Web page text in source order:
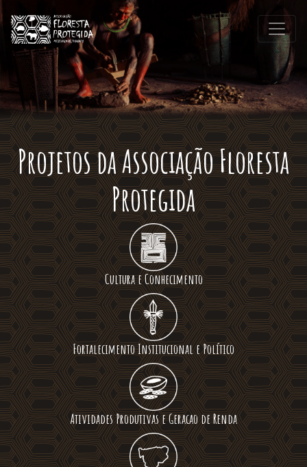
Projetos da Associação Floresta
Protegida
Cultura e Conhecimento
Fortalecimento Institucional e Político
Atividades Produtivas e Geracao de Renda